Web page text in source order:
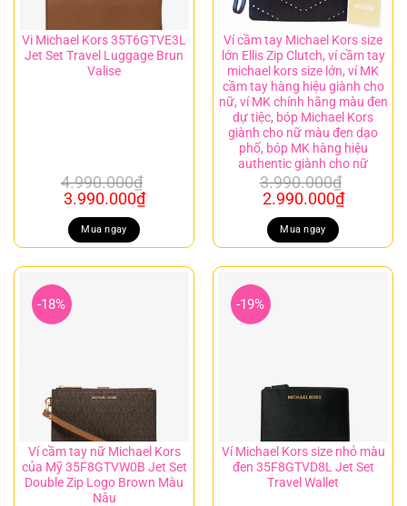
Vi Michael Kors 35T6GTVE3L
Jet Set Travel Luggage Brun
Valise
4.990.000₫
Giá
gốc
là:
4.990.000₫.
3.990.000₫Giá
là:
3.990.000₫.
Mua ngay
Ví cầm tay Michael Kors size
lớn Ellis Zip Clutch, ví cầm tay
michael kors size lớn, ví MK
cầm tay hàng hiệu giành cho
nữ, ví MK chính hãng màu đen
dự tiệc, bóp Michael Kors
giành cho nữ màu đen dạo
phố, bóp MK hàng hiệu
authentic giành cho nữ
3.990.000₫
Giá
gốc
là:
3.990.000₫.
2.990.000₫Giá
là:
Mua ngay
-18%
Ví cầm tay nữ Michael Kors
của Mỹ 35F8GTVW0B Jet Set
Double Zip Logo Brown Màu
Nâu
-19%
Ví Michael Kors size nhỏ màu
đen 35F8GTVD8L Jet Set
Travel Wallet